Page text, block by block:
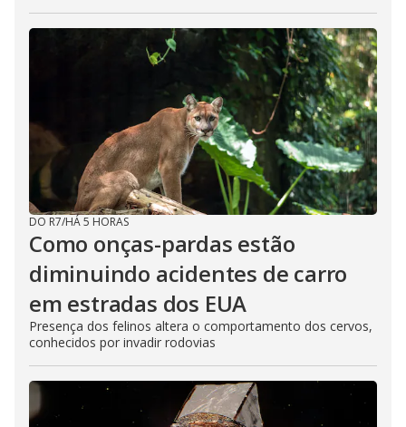
DO R7/HÁ 5 HORAS
Como onças-pardas estão
diminuindo acidentes de carro
em estradas dos EUA
Presença dos felinos altera o comportamento dos cervos,
conhecidos por invadir rodovias